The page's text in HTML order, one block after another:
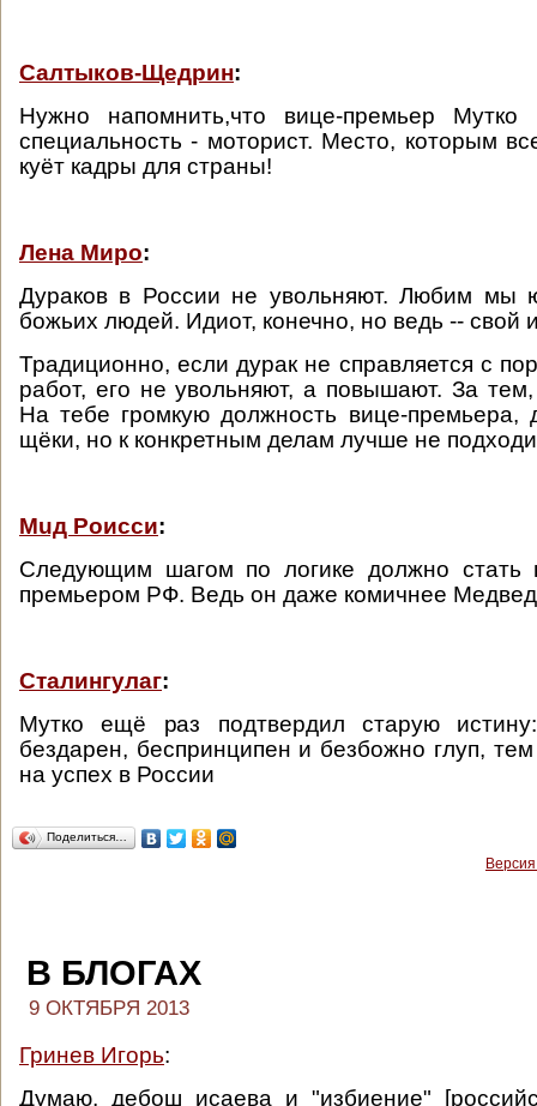
Салтыков-Щедрин:
Нужно напомнить,что вице-премьер
специальность - моторист. Место, которым
куёт кадры для страны!
Лена Миро:
Дураков в России не увольняют. Любим мы
божьих людей. Идиот, конечно, но ведь -- свой
Традиционно, если дурак не справляется с
работ, его не увольняют, а повышают. За
На тебе громкую должность вице-премьера,
щёки, но к конкретным делам лучше не
Мuд Роисси:
Следующим шагом по логике должно стать
премьером РФ. Ведь он даже комичнее
Сталингулаг:
Мутко ещё раз подтвердил старую
бездарен, беспринципен и безбожно глуп,
на успех в России
Поделиться…
В БЛОГАХ
9 ОКТЯБРЯ 2013
Гринев Игорь:
Думаю, дебош исаева и "избиение"